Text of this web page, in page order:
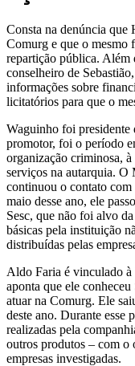
Consta na denúncia que
Comurg e que o mesmo
repartição pública. Além
conselheiro de
informações sobre
licitatórios para que o
Waguinho foi presidente
promotor, foi o período
organização criminosa, à
serviços na autarquia. O
continuou o contato
maio desse ano, ele
Sesc, que não foi alvo
básicas pela instituição
distribuídas pelas
Aldo Faria é vinculado à
aponta que ele
atuar na Comurg. Ele
deste ano. Durante esse
realizadas pela
outros produtos – com o
empresas investigadas.